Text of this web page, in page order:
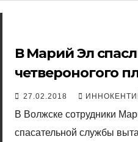
В Марий Эл
четвероногого
27.02.2018
В Волжске сотрудники
спасательной службы